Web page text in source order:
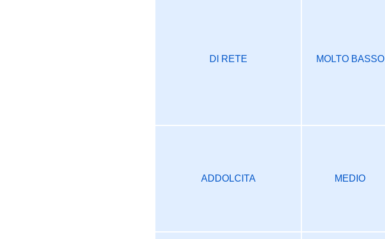
DI RETE MOLTO BASSO
ADDOLCITA MEDIO